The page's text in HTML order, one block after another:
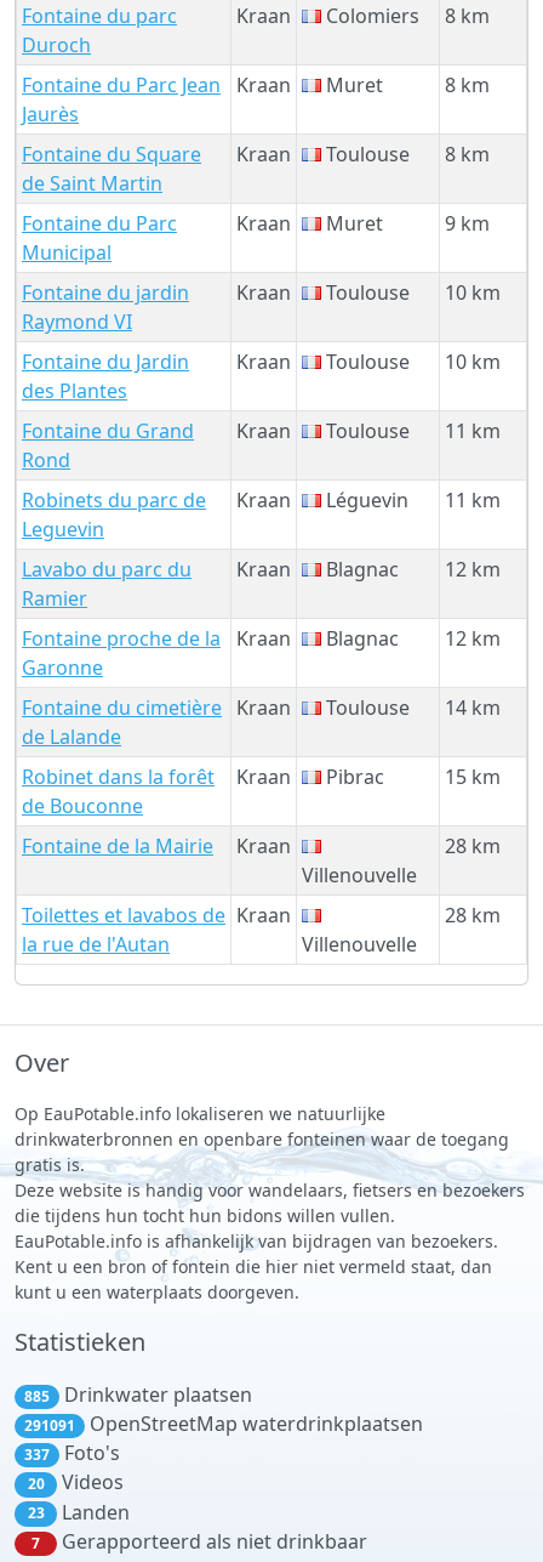
Fontaine du parc
Duroch
Kraan Colomiers 8 km
Fontaine du Parc Jean
Jaurès
Kraan Muret 8 km
Fontaine du Square
de Saint Martin
Kraan Toulouse 8 km
Fontaine du Parc
Municipal
Kraan Muret 9 km
Fontaine du jardin
Raymond VI
Kraan Toulouse 10 km
Fontaine du Jardin
des Plantes
Kraan Toulouse 10 km
Fontaine du Grand
Rond
Kraan Toulouse 11 km
Robinets du parc de
Leguevin
Kraan Léguevin 11 km
Lavabo du parc du
Ramier
Kraan Blagnac 12 km
Fontaine proche de la
Garonne
Kraan Blagnac 12 km
Fontaine du cimetière
de Lalande
Kraan Toulouse 14 km
Robinet dans la forêt
de Bouconne
Kraan Pibrac 15 km
Fontaine de la Mairie
Kraan
Villenouvelle
28 km
Toilettes et lavabos de
la rue de l'Autan
Kraan
Villenouvelle
28 km
Over
Op EauPotable.info lokaliseren we natuurlijke
drinkwaterbronnen en openbare fonteinen waar de toegang
gratis is.
Deze website is handig voor wandelaars, fietsers en bezoekers
die tijdens hun tocht hun bidons willen vullen.
EauPotable.info is afhankelijk van bijdragen van bezoekers.
Kent u een bron of fontein die hier niet vermeld staat, dan
kunt u een waterplaats doorgeven.
Statistieken
885 Drinkwater plaatsen
291091 OpenStreetMap waterdrinkplaatsen
337 Foto's
20 Videos
23 Landen
7 Gerapporteerd als niet drinkbaar